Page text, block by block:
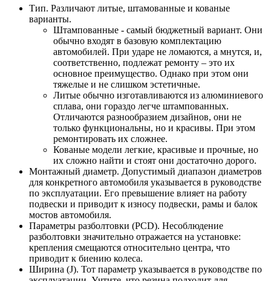
Тип. Различают литые, штамованные и кованые
варианты.
Штампованные - самый бюджетный вариант. Они
обычно входят в базовую комплектацию
автомобилей. При ударе не ломаются, а мнутся, и,
соответственно, подлежат ремонту – это их
основное преимущество. Однако при этом они
тяжелые и не слишком эстетичные.
Литые обычно изготавливаются из алюминиевого
сплава, они гораздо легче штампованных.
Отличаются разнообразием дизайнов, они не
только функциональны, но и красивы. При этом
ремонтировать их сложнее.
Кованые модели легкие, красивые и прочные, но
их сложно найти и стоят они достаточно дорого.
Монтажный диаметр. Допустимый диапазон диаметров
для конкретного автомобиля указывается в руководстве
по эксплуатации. Его превышение влияет на работу
подвески и приводит к износу подвески, рамы и балок
мостов автомобиля.
Параметры разболтовки (PCD). Несоблюдение
разболтовки значительно отражается на установке:
крепления смещаются относительно центра, что
приводит к биению колеса.
Ширина (J). Тот параметр указывается в руководстве по